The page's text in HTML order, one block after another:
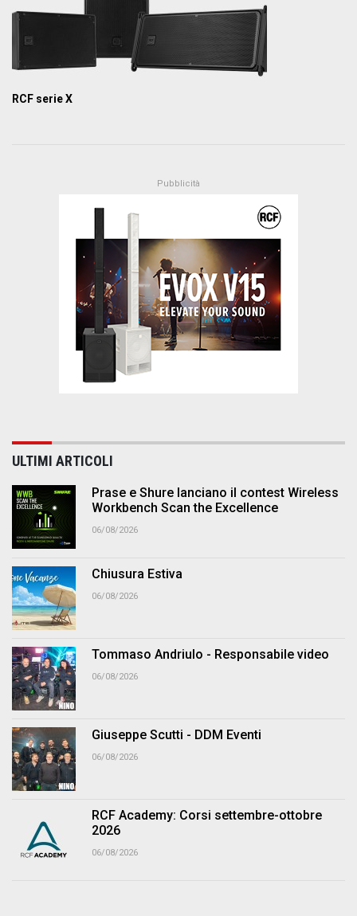
RCF serie X
ULTIMI ARTICOLI
Prase e Shure lanciano il contest Wireless
Workbench Scan the Excellence
06/08/2026
Chiusura Estiva
06/08/2026
Tommaso Andriulo - Responsabile video
06/08/2026
Giuseppe Scutti - DDM Eventi
06/08/2026
RCF Academy: Corsi settembre-ottobre
2026
06/08/2026